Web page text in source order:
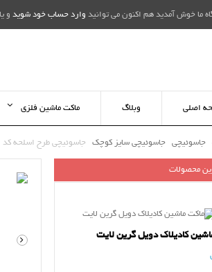
ما خوش آمدید هم اکنون می توانید وارد حساب خود شوید و
اصلی وبلاگ ماکت ماشین فلزی
جاسوئیچی جاسوئیچی سایز کوچک جاسوئیچی طرح اسلحه کد 39
محصولات
کادیلاک دویل گرین لایت